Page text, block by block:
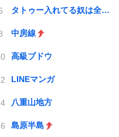
タトゥー入れてる奴は全員バカです
中房線
高級ブドウ
LINEマンガ
八重山地方
島原半島